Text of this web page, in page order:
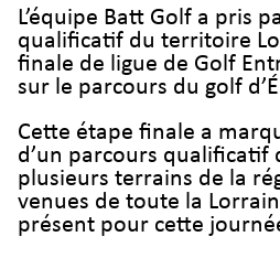
L’équipe Batt Golf a pris
qualificatif du territoire
finale de ligue de Golf
sur le parcours du golf
Cette étape finale a
d’un parcours qualificatif
plusieurs terrains de la
venues de toute la
présent pour cette